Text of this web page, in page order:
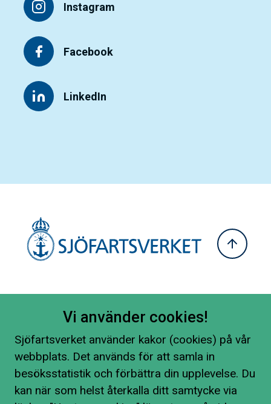
Instagram
Facebook
LinkedIn
Vi använder cookies!
Sjöfartsverket använder kakor (cookies) på vår
webbplats. Det används för att samla in
besöksstatistik och förbättra din upplevelse. Du
kan när som helst återkalla ditt samtycke via